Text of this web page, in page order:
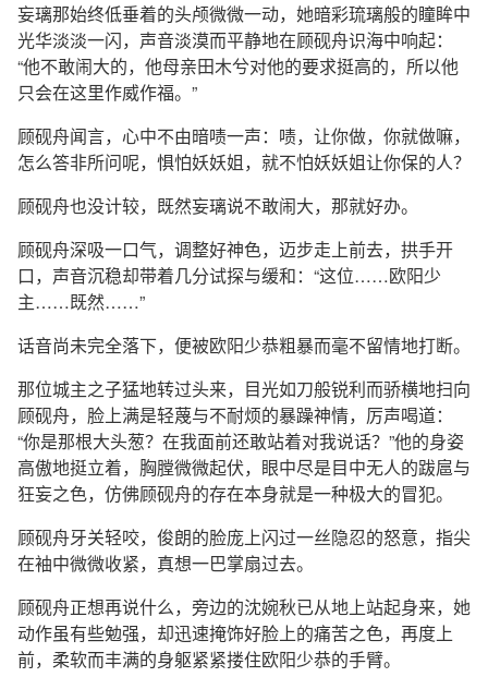
妄璃那始终低垂着的头颅微微一动，她暗彩琉璃般的瞳眸中
光华淡淡一闪，声音淡漠而平静地在顾砚舟识海中响起：
“他不敢闹大的，他母亲田木兮对他的要求挺高的，所以他
只会在这里作威作福。”
顾砚舟闻言，心中不由暗啧一声：啧，让你做，你就做嘛，
怎么答非所问呢，惧怕妖妖姐，就不怕妖妖姐让你保的人？
顾砚舟也没计较，既然妄璃说不敢闹大，那就好办。
顾砚舟深吸一口气，调整好神色，迈步走上前去，拱手开
口，声音沉稳却带着几分试探与缓和：“这位……欧阳少
主……既然……”
话音尚未完全落下，便被欧阳少恭粗暴而毫不留情地打断。
那位城主之子猛地转过头来，目光如刀般锐利而骄横地扫向
顾砚舟，脸上满是轻蔑与不耐烦的暴躁神情，厉声喝道：
“你是那根大头葱？在我面前还敢站着对我说话？”他的身姿
高傲地挺立着，胸膛微微起伏，眼中尽是目中无人的跋扈与
狂妄之色，仿佛顾砚舟的存在本身就是一种极大的冒犯。
顾砚舟牙关轻咬，俊朗的脸庞上闪过一丝隐忍的怒意，指尖
在袖中微微收紧，真想一巴掌扇过去。
顾砚舟正想再说什么，旁边的沈婉秋已从地上站起身来，她
动作虽有些勉强，却迅速掩饰好脸上的痛苦之色，再度上
前，柔软而丰满的身躯紧紧搂住欧阳少恭的手臂。